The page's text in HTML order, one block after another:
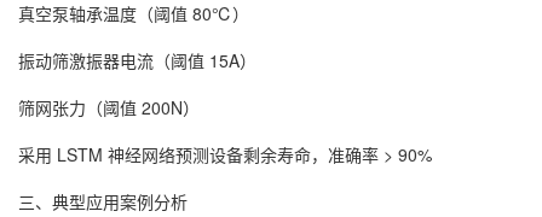
真空泵轴承温度（阈值 80℃）
振动筛激振器电流（阈值 15A）
筛网张力（阈值 200N）
采用 LSTM 神经网络预测设备剩余寿命，准确率 > 90%
三、典型应用案例分析